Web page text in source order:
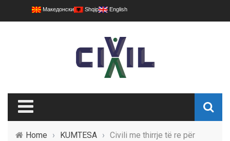
Македонски Shqip English
Home › KUMTESA › Civili me thirrje të re për